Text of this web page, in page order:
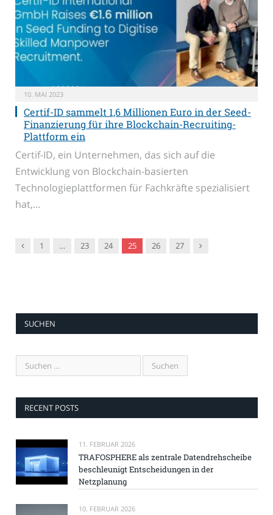
10. MAI 2023
Certif-ID sammelt 1,6 Millionen Euro in der Seed-
Finanzierung für ihre Blockchain-Recruiting-
Plattform ein
Certif-ID, ein Unternehmen, das sich auf die
Entwicklung von Blockchain-basierten
Technologieplattformen für Fachkräfte spezialisiert
hat,…
Vorgänger
1 … 23 24 25 26 27 Nachfolger
SUCHEN
RECENT POSTS
11. FEBRUAR 2026
TRAFOSPHERE als zentrale Datendrehscheibe
beschleunigt Entscheidungen in der
Netzplanung
10. FEBRUAR 2026